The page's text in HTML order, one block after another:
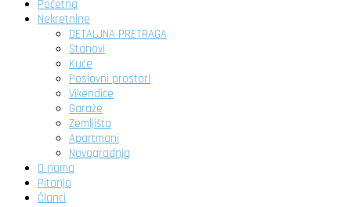
Početna
Nekretnine
DETALJNA PRETRAGA
Stanovi
Kuće
Poslovni prostori
Vikendice
Garaže
Zemljišta
Apartmani
Novogradnja
O nama
Pitanja
Članci